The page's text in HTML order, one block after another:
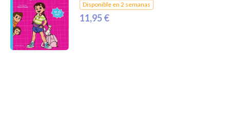
Disponible en 2 semanas
11,95 €